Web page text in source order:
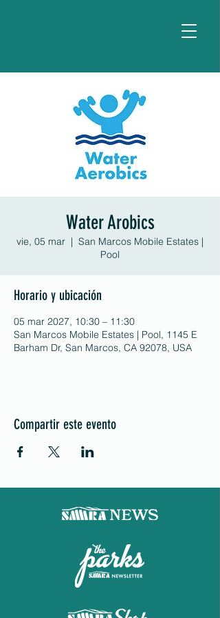
Water Arobics
vie, 05 mar
  |
San Marcos Mobile Estates |
Pool
Horario y ubicación
05 mar 2027, 10:30 – 11:30
San Marcos Mobile Estates | Pool, 1145 E
Barham Dr, San Marcos, CA 92078, USA
Compartir este evento